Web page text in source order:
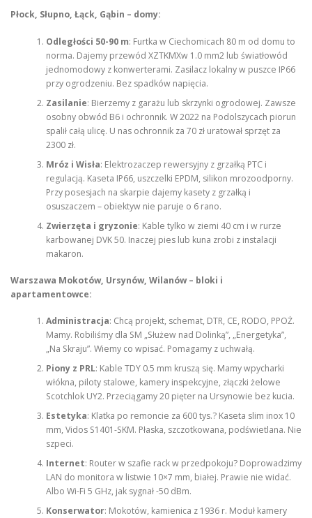
Płock, Słupno, Łąck, Gąbin – domy:
Odległości 50-90 m: Furtka w Ciechomicach 80 m od domu to
norma. Dajemy przewód XZTKMXw 1.0 mm2 lub światłowód
jednomodowy z konwerterami. Zasilacz lokalny w puszce IP66
przy ogrodzeniu. Bez spadków napięcia.
Zasilanie: Bierzemy z garażu lub skrzynki ogrodowej. Zawsze
osobny obwód B6 i ochronnik. W 2022 na Podolszycach piorun
spalił całą ulicę. U nas ochronnik za 70 zł uratował sprzęt za
2300 zł.
Mróz i Wisła: Elektrozaczep rewersyjny z grzałką PTC i
regulacją. Kaseta IP66, uszczelki EPDM, silikon mrozoodporny.
Przy posesjach na skarpie dajemy kasety z grzałką i
osuszaczem – obiektyw nie paruje o 6 rano.
Zwierzęta i gryzonie: Kable tylko w ziemi 40 cm i w rurze
karbowanej DVK 50. Inaczej pies lub kuna zrobi z instalacji
makaron.
Warszawa Mokotów, Ursynów, Wilanów – bloki i
apartamentowce:
Administracja: Chcą projekt, schemat, DTR, CE, RODO, PPOŻ.
Mamy. Robiliśmy dla SM „Służew nad Dolinką”, „Energetyka”,
„Na Skraju”. Wiemy co wpisać. Pomagamy z uchwałą.
Piony z PRL: Kable TDY 0.5 mm kruszą się. Mamy wpycharki
włókna, piloty stalowe, kamery inspekcyjne, złączki żelowe
Scotchlok UY2. Przeciągamy 20 pięter na Ursynowie bez kucia.
Estetyka: Klatka po remoncie za 600 tys.? Kaseta slim inox 10
mm, Vidos S1401-SKM. Płaska, szczotkowana, podświetlana. Nie
szpeci.
Internet: Router w szafie rack w przedpokoju? Doprowadzimy
LAN do monitora w listwie 10×7 mm, białej. Prawie nie widać.
Albo Wi-Fi 5 GHz, jak sygnał -50 dBm.
Konserwator: Mokotów, kamienica z 1936 r. Moduł kamery